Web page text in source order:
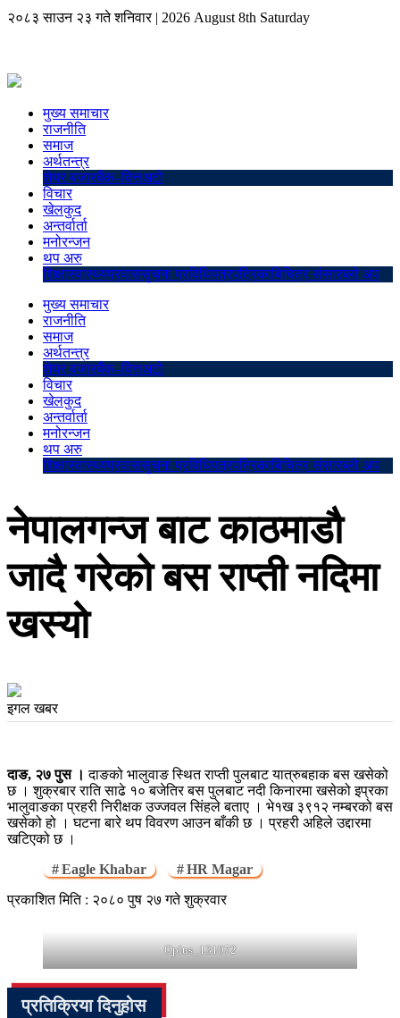
२०८३ साउन २३ गते शनिवार | 2026 August 8th Saturday
मुख्य समाचार
राजनीति
समाज
अर्थतन्त्र
शेयर बजारबैंक–वित्तअटो
विचार
खेलकुद
अन्तर्वार्ता
मनोरन्जन
थप अरु
शिक्षास्वास्थ्यप्रवाससुचना प्रविधिपत्रपत्रिकाबिचित्र संसारब्लो अप
मुख्य समाचार
राजनीति
समाज
अर्थतन्त्र
शेयर बजारबैंक–वित्तअटो
विचार
खेलकुद
अन्तर्वार्ता
मनोरन्जन
थप अरु
शिक्षास्वास्थ्यप्रवाससुचना प्रविधिपत्रपत्रिकाबिचित्र संसारब्लो अप
नेपालगन्ज बाट काठमाडौ
जादै गरेको बस राप्ती नदिमा
खस्यो
इगल खबर
दाङ, २७ पुस । दाङको भालुवाङ स्थित राप्ती पुलबाट यात्रुबहाक बस खसेको
छ । शुक्रबार राति साढे १० बजेतिर बस पुलबाट नदी किनारमा खसेको इप्रका
भालुवाङका प्रहरी निरीक्षक उज्जवल सिंहले बताए । भे१ख ३९१२ नम्बरको बस
खसेको हो । घटना बारे थप विवरण आउन बाँकी छ । प्रहरी अहिले उद्दारमा
खटिएको छ ।
Eagle Khabar
HR Magar
प्रकाशित मिति : २०८० पुष २७ गते शुक्रवार
Oplus_131072
प्रतिक्रिया दिनुहोस